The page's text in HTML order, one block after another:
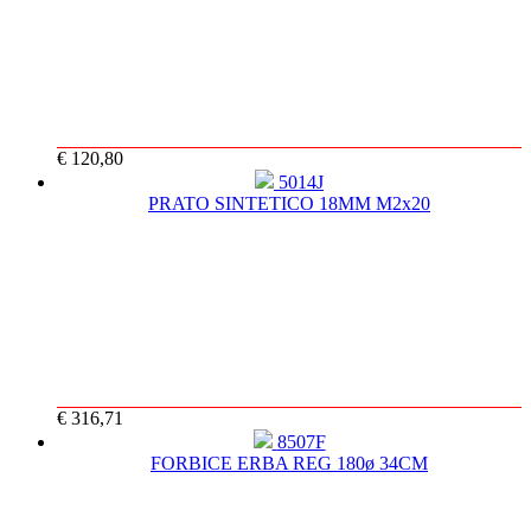
€ 120,80
5014J
PRATO SINTETICO 18MM M2x20
€ 316,71
8507F
FORBICE ERBA REG 180ø 34CM